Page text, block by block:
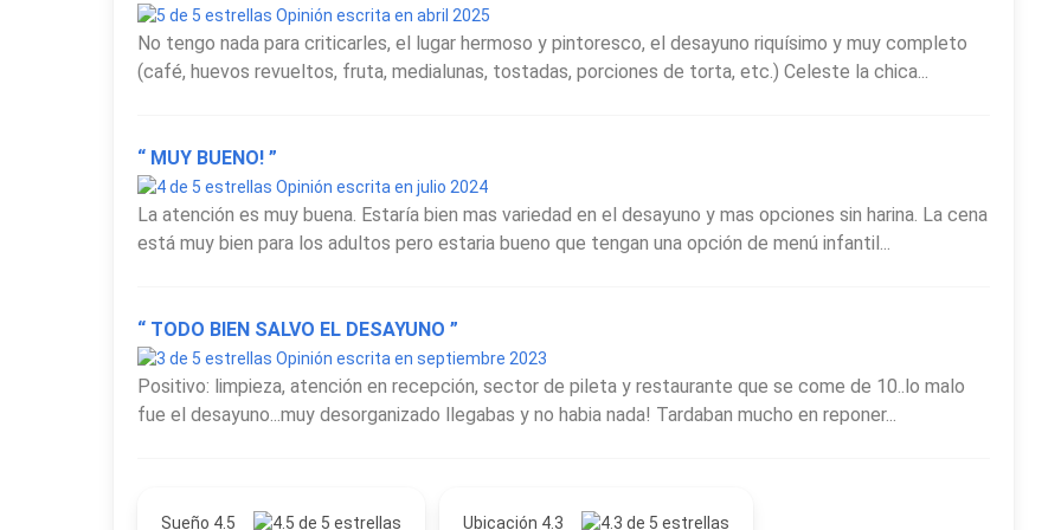
Opinión escrita en abril 2025
No tengo nada para criticarles, el lugar hermoso y pintoresco, el desayuno riquísimo y muy completo
(café, huevos revueltos, fruta, medialunas, tostadas, porciones de torta, etc.) Celeste la chica...
“ MUY BUENO! ”
Opinión escrita en julio 2024
La atención es muy buena. Estaría bien mas variedad en el desayuno y mas opciones sin harina. La cena
está muy bien para los adultos pero estaria bueno que tengan una opción de menú infantil...
“ TODO BIEN SALVO EL DESAYUNO ”
Opinión escrita en septiembre 2023
Positivo: limpieza, atención en recepción, sector de pileta y restaurante que se come de 10..lo malo
fue el desayuno...muy desorganizado llegabas y no habia nada! Tardaban mucho en reponer...
Sueño 4.5 Ubicación 4.3